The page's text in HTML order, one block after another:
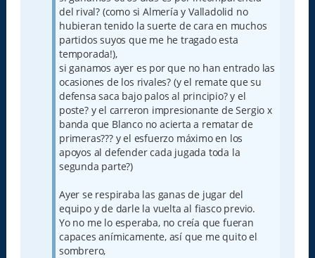
del rival? (como si Almería y Valladolid no
hubieran tenido la suerte de cara en muchos
partidos suyos que me he tragado esta
temporada!),
si ganamos ayer es por que no han entrado las
ocasiones de los rivales? (y el remate que su
defensa saca bajo palos al principio? y el
poste? y el carreron impresionante de Sergio x
banda que Blanco no acierta a rematar de
primeras??? y el esfuerzo máximo en los
apoyos al defender cada jugada toda la
segunda parte?)
Ayer se respiraba las ganas de jugar del
equipo y de darle la vuelta al fiasco previo.
Yo no me lo esperaba, no creía que fueran
capaces anímicamente, así que me quito el
sombrero,